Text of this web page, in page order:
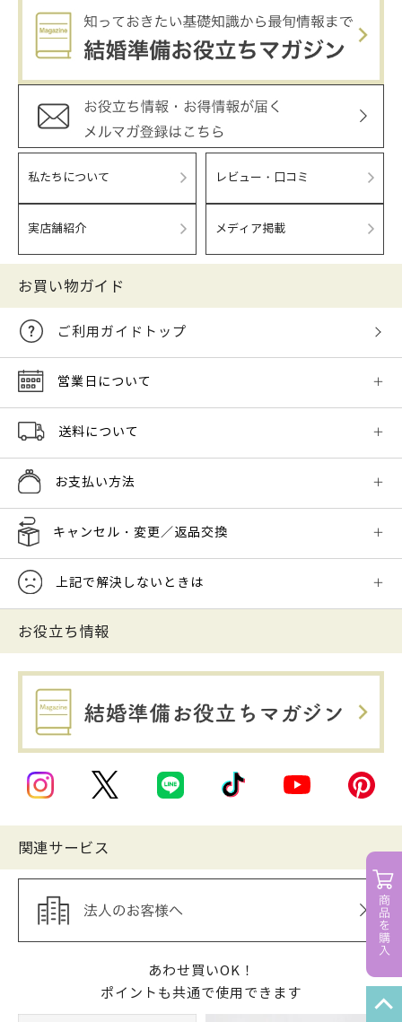
私たちについて レビュー・口コミ
実店舗紹介 メディア掲載
お買い物ガイド
ご利用ガイドトップ
営業日について
送料について
お支払い方法
キャンセル・変更／返品交換
上記で解決しないときは
お役立ち情報
関連サービス
あわせ買いOK！
ポイントも共通で使用できます